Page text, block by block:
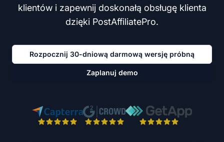
klientów i zapewnij doskonałą obsługę klienta
dzięki PostAffiliatePro.
Rozpocznij 30-dniową darmową wersję próbną
Zaplanuj demo